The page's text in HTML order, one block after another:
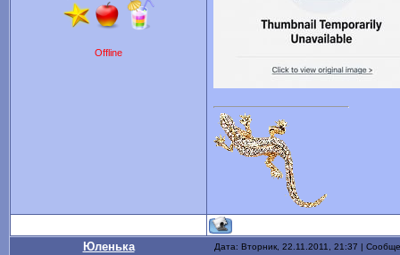
Offline
Юленька Дата: Вторник, 22.11.2011, 21:37 |